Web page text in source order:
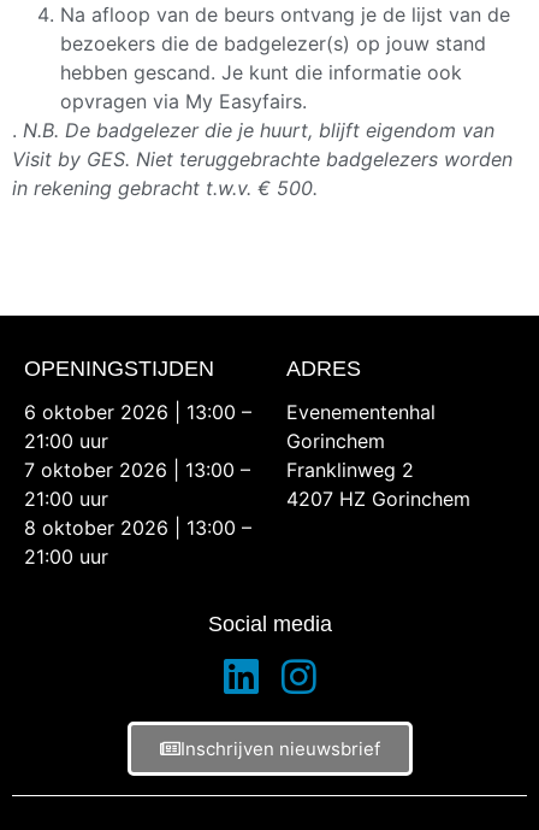
Na afloop van de beurs ontvang je de lijst van de
bezoekers die de badgelezer(s) op jouw stand
hebben gescand. Je kunt die informatie ook
opvragen via My Easyfairs.
. N.B. De badgelezer die je huurt, blijft eigendom van
Visit by GES. Niet teruggebrachte badgelezers worden
in rekening gebracht t.w.v. € 500.
OPENINGSTIJDEN
6 oktober 2026 | 13:00 –
21:00 uur
7 oktober 2026 | 13:00 –
21:00 uur
8 oktober 2026 | 13:00 –
21:00 uur
ADRES
Evenementenhal
Gorinchem
Franklinweg 2
4207 HZ Gorinchem
Social media
Inschrijven nieuwsbrief